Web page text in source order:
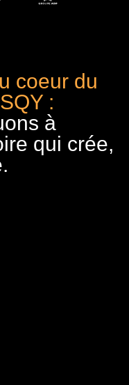
coeur du
:
à
qui crée,